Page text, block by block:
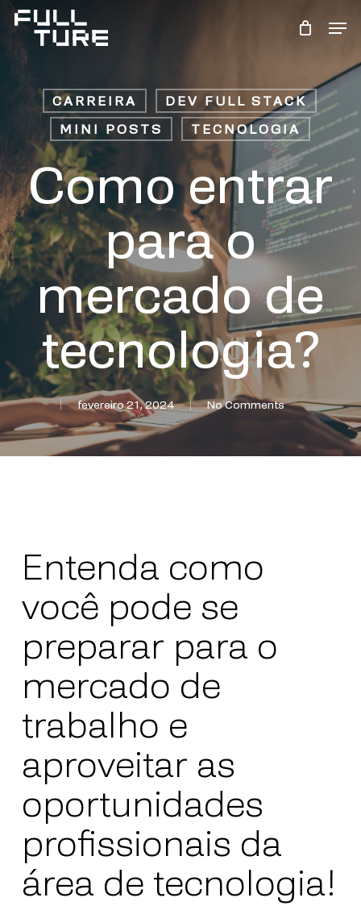
Skip
CARREIRA
DEV FULL STACK
MINI POSTS
TECNOLOGIA
Como entrar
para o
mercado de
tecnologia?
fevereiro 21, 2024 No Comments
Entenda como
você pode se
preparar para o
mercado de
trabalho e
aproveitar as
oportunidades
profissionais da
área de tecnologia!
Menu